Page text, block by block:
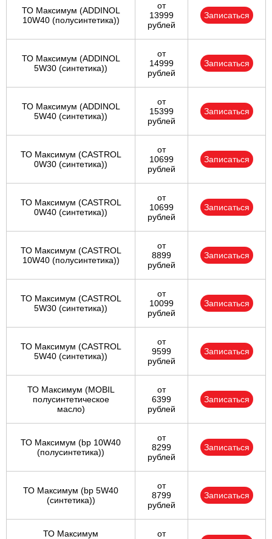
ТО Максимум (ADDINOL
10W40 (полусинтетика))
от
13999
рублей
Записаться
ТО Максимум (ADDINOL
5W30 (синтетика))
от
14999
рублей
Записаться
ТО Максимум (ADDINOL
5W40 (синтетика))
от
15399
рублей
Записаться
ТО Максимум (CASTROL
0W30 (синтетика))
от
10699
рублей
Записаться
ТО Максимум (CASTROL
0W40 (синтетика))
от
10699
рублей
Записаться
ТО Максимум (CASTROL
10W40 (полусинтетика))
от
8899
рублей
Записаться
ТО Максимум (CASTROL
5W30 (синтетика))
от
10099
рублей
Записаться
ТО Максимум (CASTROL
5W40 (синтетика))
от
9599
рублей
Записаться
ТО Максимум (MOBIL
полуcинтетическое
масло)
от
6399
рублей
Записаться
ТО Максимум (bp 10W40
(полусинтетика))
от
8299
рублей
Записаться
ТО Максимум (bp 5W40
(синтетика))
от
8799
рублей
Записаться
ТО Максимум
от